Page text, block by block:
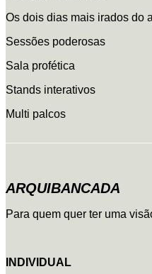
Os dois dias mais irados do
Sessões poderosas
Sala profética
Stands interativos
Multi palcos
ARQUIBANCADA
Para quem quer ter uma
INDIVIDUAL